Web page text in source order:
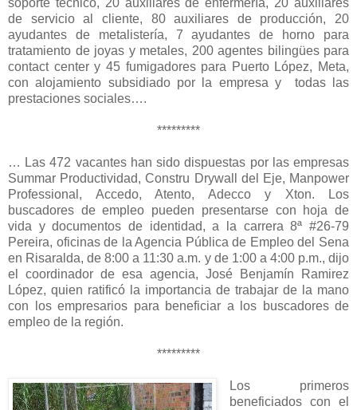
soporte técnico, 20 auxiliares de enfermería, 20 auxiliares
de servicio al cliente, 80 auxiliares de producción, 20
ayudantes de metalistería, 7 ayudantes de horno para
tratamiento de joyas y metales, 200 agentes bilingües para
contact center y 45 fumigadores para Puerto López, Meta,
con alojamiento subsidiado por la empresa y todas las
prestaciones sociales….
*********
… Las 472 vacantes han sido dispuestas por las empresas
Summar Productividad, Constru Drywall del Eje, Manpower
Professional, Accedo, Atento, Adecco y Xton. Los
buscadores de empleo pueden presentarse con hoja de
vida y documentos de identidad, a la carrera 8ª #26-79
Pereira, oficinas de la Agencia Pública de Empleo del Sena
en Risaralda, de 8:00 a 11:30 a.m. y de 1:00 a 4:00 p.m., dijo
el coordinador de esa agencia, José Benjamín Ramirez
López, quien ratificó la importancia de trabajar de la mano
con los empresarios para beneficiar a los buscadores de
empleo de la región.
*********
Los primeros
beneficiados con el